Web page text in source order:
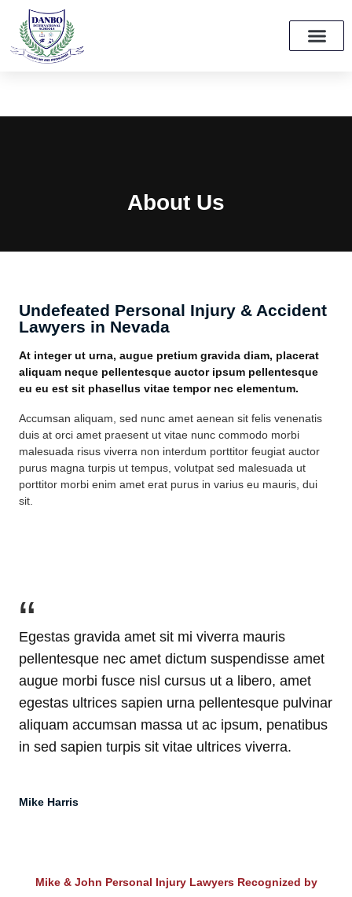
About Us
Undefeated Personal Injury & Accident
Lawyers in Nevada
At integer ut urna, augue pretium gravida diam, placerat
aliquam neque pellentesque auctor ipsum pellentesque
eu eu est sit phasellus vitae tempor nec elementum.
Accumsan aliquam, sed nunc amet aenean sit felis venenatis
duis at orci amet praesent ut vitae nunc commodo morbi
malesuada risus viverra non interdum porttitor feugiat auctor
purus magna turpis ut tempus, volutpat sed malesuada ut
porttitor morbi enim amet erat purus in varius eu mauris, dui
sit.
“
Egestas gravida amet sit mi viverra mauris
pellentesque nec amet dictum suspendisse amet
augue morbi fusce nisl cursus ut a libero, amet
egestas ultrices sapien urna pellentesque pulvinar
aliquam accumsan massa ut ac ipsum, penatibus
in sed sapien turpis sit vitae ultrices viverra.
Mike Harris
Mike & John Personal Injury Lawyers Recognized by